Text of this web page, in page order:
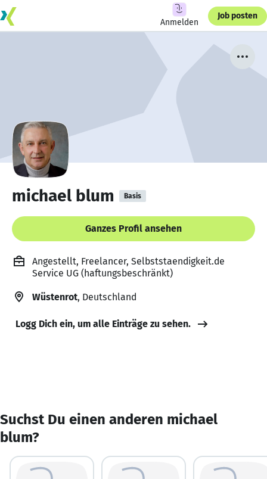
Anmelden
Job posten
michael blum Basis
Ganzes Profil ansehen
Angestellt, Freelancer, Selbststaendigkeit.de
Service UG (haftungsbeschränkt)
Wüstenrot, Deutschland
Logg Dich ein, um alle Einträge zu sehen.
Suchst Du einen anderen michael
blum?